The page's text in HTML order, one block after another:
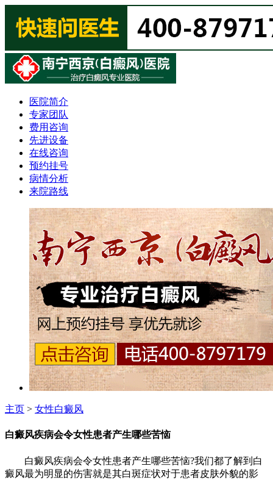
医院简介
专家团队
费用咨询
先进设备
在线咨询
预约挂号
病情分析
来院路线
主页 > 女性白癜风
白癜风疾病会令女性患者产生哪些苦恼
白癜风疾病会令女性患者产生哪些苦恼?我们都了解到白
癜风最为明显的伤害就是其白斑症状对于患者皮肤外貌的影